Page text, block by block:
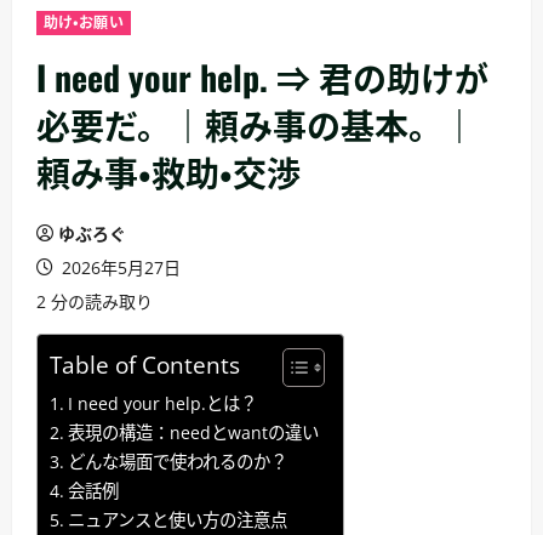
助け・お願い
I need your help. ⇒ 君の助けが
必要だ。｜頼み事の基本。｜
頼み事・救助・交渉
ゆぶろぐ
2026年5月27日
2 分の読み取り
Table of Contents
I need your help.とは？
表現の構造：needとwantの違い
どんな場面で使われるのか？
会話例
ニュアンスと使い方の注意点